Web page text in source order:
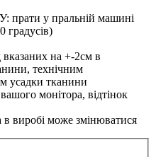
у пральній машині
градусів)
вказаних на +-2см в
технічним
усадки тканини
монітора, відтінок
в виробі може змінюватися